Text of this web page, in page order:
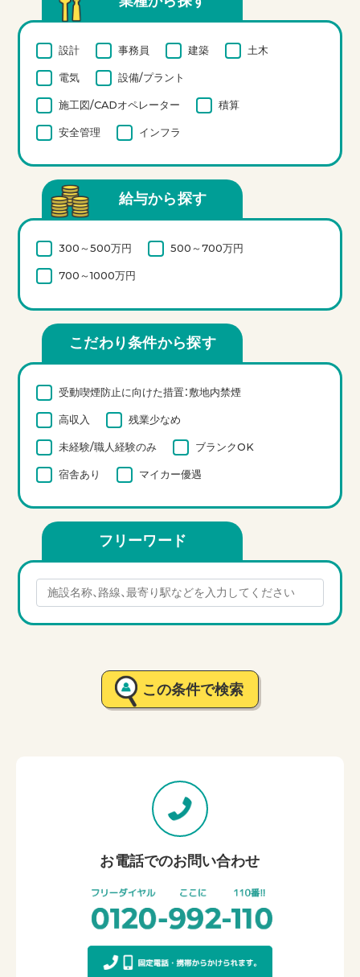
設計 事務員 建築 土木
電気 設備/プラント
施工図/CADオペレーター 積算
安全管理 インフラ
給与から探す
300～500万円 500～700万円
700～1000万円
こだわり条件から探す
受動喫煙防止に向けた措置：敷地内禁煙
高収入 残業少なめ
未経験/職人経験のみ ブランクOK
宿舎あり マイカー優遇
フリーワード
この条件で検索
お電話でのお問い合わせ